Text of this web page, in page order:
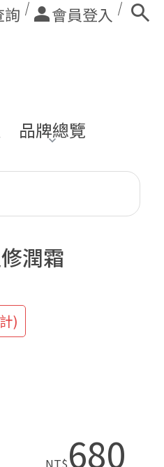
詢 會員登入
品牌總覽
潤霜
)
NT$680